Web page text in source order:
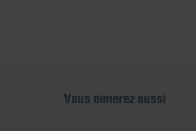
Vous aimerez aussi